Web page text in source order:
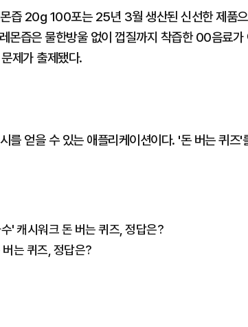
즙 20g 100포는 25년 3월 생산된 신선한 제품
몬즙은 물한방울 없이 껍질까지 착즙한 00음료
제가 출제됐다.
를 얻을 수 있는 애플리케이션이다. '돈 버는 퀴즈'
' 캐시워크 돈 버는 퀴즈, 정답은?
는 퀴즈, 정답은?